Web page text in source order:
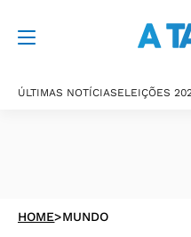
ÚLTIMAS NOTÍCIASELEIÇÕES
HOME>MUNDO